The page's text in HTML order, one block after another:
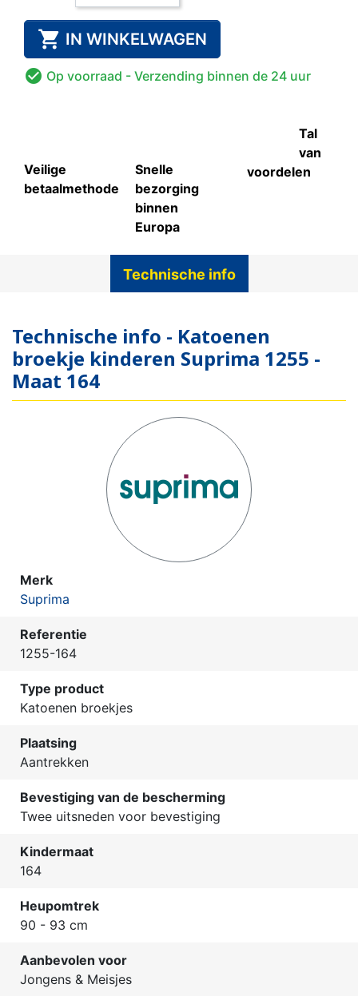
 IN WINKELWAGEN
 Op voorraad - Verzending binnen de 24 uur
Veilige
betaalmethode
Snelle
bezorging
binnen
Europa
Tal
van
voordelen
Technische info
Technische info - Katoenen
broekje kinderen Suprima 1255 -
Maat 164
Merk
Suprima
Referentie
1255-164
Type product
Katoenen broekjes
Plaatsing
Aantrekken
Bevestiging van de bescherming
Twee uitsneden voor bevestiging
Kindermaat
164
Heupomtrek
90 - 93 cm
Aanbevolen voor
Jongens & Meisjes